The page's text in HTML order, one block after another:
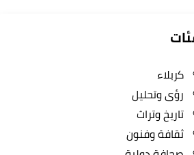
كربلاء
رؤى وتحليل
تاريخ وتراث
ثقافة وفنون